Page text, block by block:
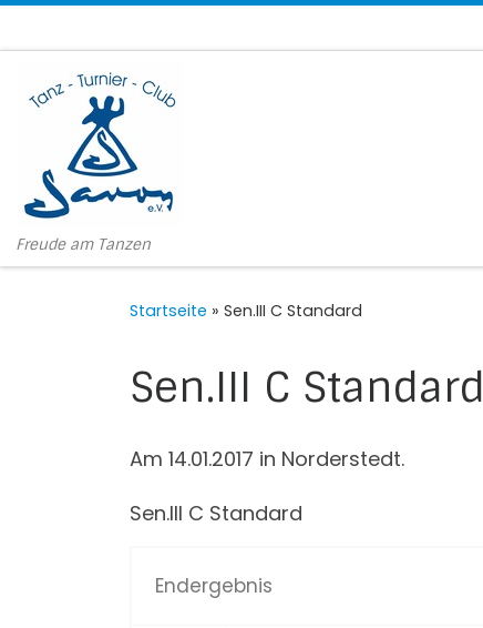
Freude am Tanzen
Startseite » Sen.III C Standard
Sen.III C Standard
Am 14.01.2017 in Norderstedt.
Sen.III C Standard
Endergebnis